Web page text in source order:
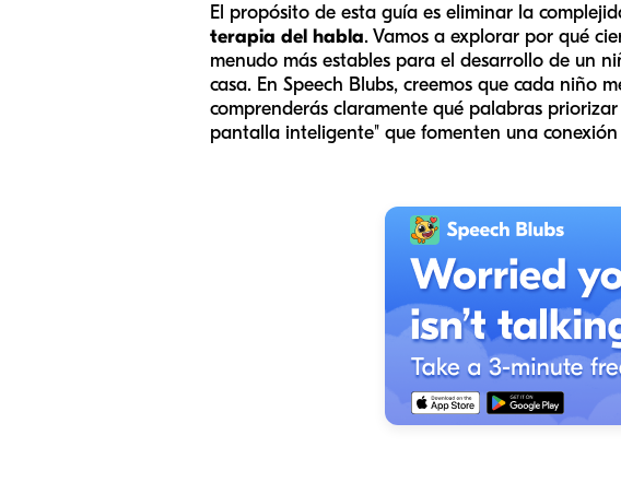
El propósito de esta guía es eliminar la
terapia del habla. Vamos a explorar por qué
menudo más estables para el desarrollo de un
casa. En Speech Blubs, creemos que cada niño
comprenderás claramente qué palabras
pantalla inteligente" que fomenten una